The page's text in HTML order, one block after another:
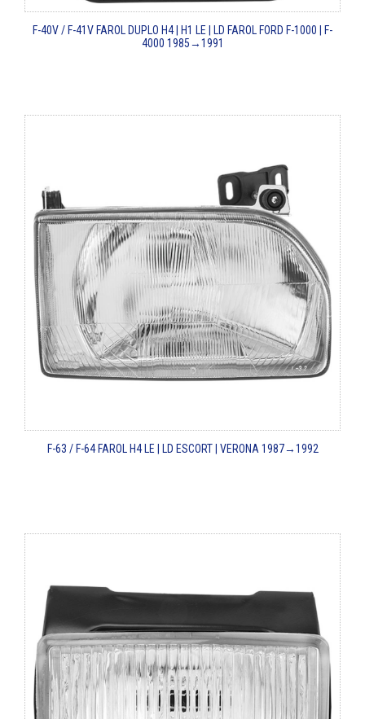
F-40V / F-41V FAROL DUPLO H4 | H1 LE | LD FAROL FORD F-1000 | F-
4000 1985→1991
F-63 / F-64FAROL H4 LE | LD ESCORT | VERONA1987→1992